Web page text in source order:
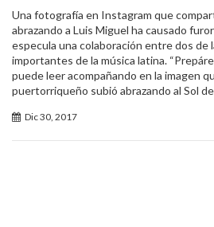
Una fotografía en Instagram que
abrazando a Luis Miguel ha causado
especula una colaboración entre dos de
importantes de la música latina.
puede leer acompañando en la imagen
puertorriqueño subió abrazando al Sol
Dic 30, 2017